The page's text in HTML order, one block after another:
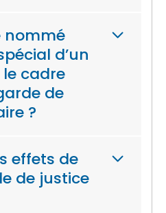
nommé
d’un
cadre
de
?
effets de
de justice